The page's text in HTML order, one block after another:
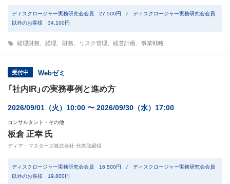
ディスクロージャー実務研究会会員 27,500円 / ディスクロージャー実務研究会会員
以外のお客様 34,100円
経理財務 経理 財務 リスク管理 経営計画 事業戦略
受付中 Webゼミ
「社内IR」の実務事例と進め方
2026/09/01（火）10:00 〜 2026/09/30（水）17:00
コンサルタント・その他
板倉 正幸 氏
ディア・マスターズ株式会社 代表取締役
ディスクロージャー実務研究会会員 16,500円 / ディスクロージャー実務研究会会員
以外のお客様 19,800円